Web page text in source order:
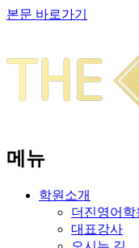
본문 바로가기
메뉴
학원소개
더진영어
대표강사